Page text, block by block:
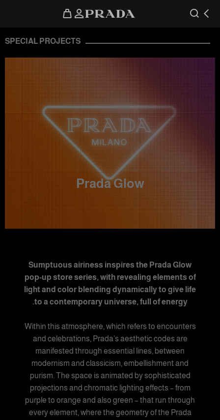
SPECIAL PROJECTS
Prada Glow
Sumptuous airiness inspires the Prada Glow
pop-up store series, with revealing elements of
light and color blending dynamically to give life
to a contemporary universe, full of energy.
Within this atmosphere, which refers to encounters
and celebrations, Prada’s aesthetic codes are
manifested through essential lines, between
modernism and classicism, embellishment and
purism. The space is animated by sophisticated
projections and chromatic lighting effects – from
purple to orange and also green – that run through
every element, where the geometry of the Prada